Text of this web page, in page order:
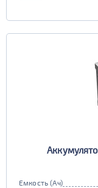
Емкость (Ач)